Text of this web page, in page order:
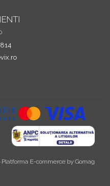
Platforma E-commerce by Gomag